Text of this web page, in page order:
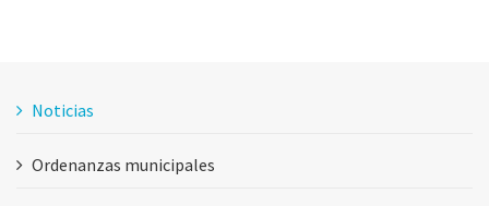
Noticias
Ordenanzas municipales